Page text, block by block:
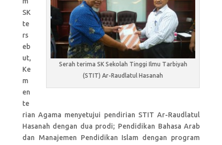
Serah terima SK Sekolah Tinggi Ilmu Tarbiyah
(STIT) Ar-Raudlatul Hasanah
SK
te
rs
eb
ut,
Ke
m
en
te
rian Agama menyetujui pendirian STIT Ar-Raudlatul
Hasanah dengan dua prodi; Pendidikan Bahasa Arab
dan Manajemen Pendidikan Islam dengan program